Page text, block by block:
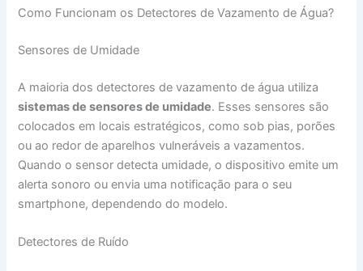
Como Funcionam os Detectores de Vazamento de Água?
Sensores de Umidade
A maioria dos detectores de vazamento de água utiliza
sistemas de sensores de umidade. Esses sensores são
colocados em locais estratégicos, como sob pias, porões
ou ao redor de aparelhos vulneráveis a vazamentos.
Quando o sensor detecta umidade, o dispositivo emite um
alerta sonoro ou envia uma notificação para o seu
smartphone, dependendo do modelo.
Detectores de Ruído